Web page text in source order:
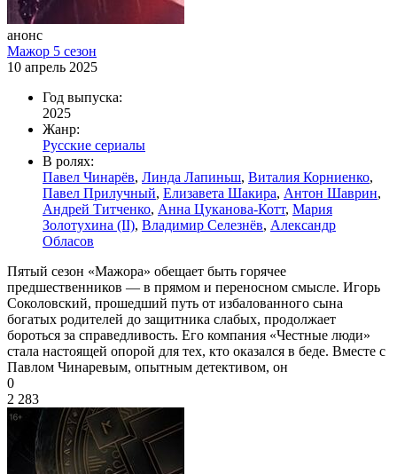
анонс
Мажор 5 сезон
10 апрель 2025
Год выпуска:
2025
Жанр:
Русские сериалы
В ролях:
Павел Чинарёв, Линда Лапиньш, Виталия Корниенко,
Павел Прилучный, Елизавета Шакира, Антон Шаврин,
Андрей Титченко, Анна Цуканова-Котт, Мария
Золотухина (II), Владимир Селезнёв, Александр
Обласов
Пятый сезон «Мажора» обещает быть горячее
предшественников — в прямом и переносном смысле. Игорь
Соколовский, прошедший путь от избалованного сына
богатых родителей до защитника слабых, продолжает
бороться за справедливость. Его компания «Честные люди»
стала настоящей опорой для тех, кто оказался в беде. Вместе с
Павлом Чинаревым, опытным детективом, он
0
2 283